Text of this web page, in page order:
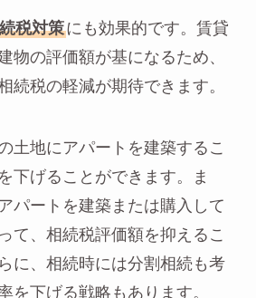
税対策にも効果的です。賃貸
物の評価額が基になるため、
続税の軽減が期待できます。
土地にアパートを建築するこ
下げることができます。ま
パートを建築または購入して
て、相続税評価額を抑えるこ
に、相続時には分割相続も考
を下げる戦略もあります。